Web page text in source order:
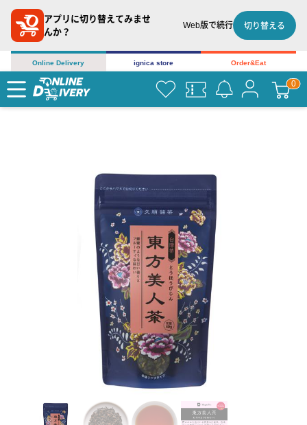
アプリに切り替えてみませ
んか？
Web版で続行 切り替える
Online Delivery ignica store Order&Eat